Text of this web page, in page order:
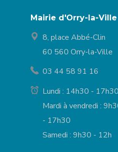
Mairie d'Orry-la-Ville
8, place Abbé-Clin
60 560 Orry-la-Ville
03 44 58 91 16
Lundi : 14h30 - 17h30
Mardi à vendredi :
- 17h30
Samedi : 9h30 - 12h